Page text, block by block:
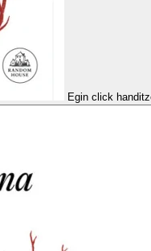
Egin click